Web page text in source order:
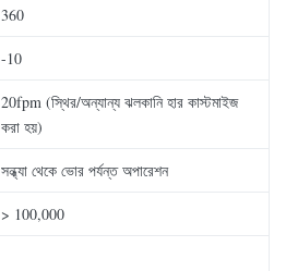
360
-10
20fpm (স্থির/অন্যান্য ঝলকানি হার কাস্টমাইজ
করা হয়)
সন্ধ্যা থেকে ভোর পর্যন্ত অপারেশন
> 100,000